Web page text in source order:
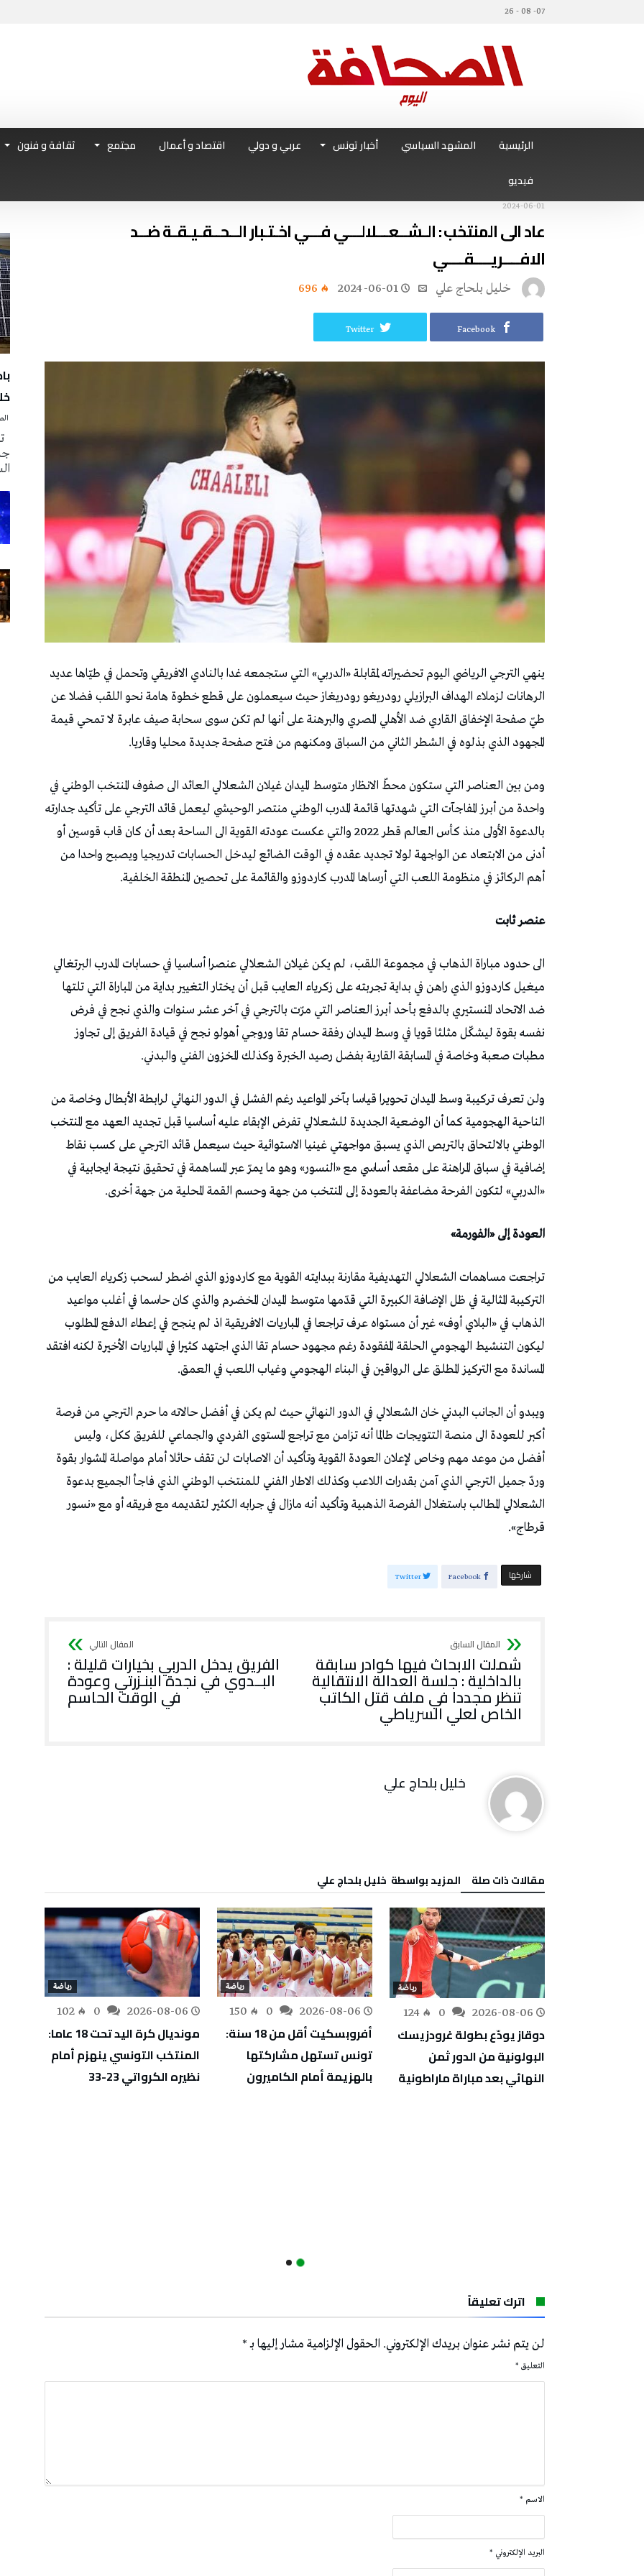
07- 08 - 26
الرئيسية المشهد السياسي أخبار تونس عربي و دولي اقتصاد و أعمال مجتمع ثقافة و فنون
فيديو
2024-06-01
عاد الى المنتخب : الـشــعـــلالـــي فـــي اخـتـبار الــحــقـيـقـة ضــد
الافــــريــــقــــي
خليل‭ ‬بلحاج‭ ‬علي 2024-06-01
696
Facebook
Twitter
ينهي الترجي الرياضي اليوم تحضيراته لمقابلة «الدربي» التي ستجمعه غدا بالنادي الافريقي وتحمل في طيّاها عديد
الرهانات لزملاء الهداف البرازيلي رودريغو رودريغاز حيث سيعملون على قطع خطوة هامة نحو اللقب فضلا عن
طيّ صفحة الإخفاق القاري ضد الأهلي المصري والبرهنة على أنها لم تكن سوى سحابة صيف عابرة لا تمحي قيمة
المجهود الذي بذلوه في الشطر الثاني من السباق ومكنهم من فتح صفحة جديدة محليا وقاريا.
ومن بين العناصر التي ستكون محطّ الانظار متوسط الميدان غيلان الشعلالي العائد الى صفوف المنتخب الوطني في
واحدة من أبرز المفاجآت التي شهدتها قائمة المدرب الوطني منتصر الوحيشي ليعمل قائد الترجي على تأكيد جدارته
بالدعوة الأولى منذ كأس العالم قطر 2022 والتي عكست عودته القوية الى الساحة بعد أن كان قاب قوسين أو
أدنى من الابتعاد عن الواجهة لولا تجديد عقده في الوقت الضائع ليدخل الحسابات تدريجيا ويصبح واحدا من
أهم الركائز في منظومة اللعب التي أرساها المدرب كاردوزو والقائمة على تحصين المنطقة الخلفية.
عنصر ثابت
الى حدود مباراة الذهاب في مجموعة اللقب، لم يكن غيلان الشعلالي عنصرا أساسيا في حسابات المدرب البرتغالي
ميغيل كاردوزو الذي راهن في بداية تجربته على زكرياء العايب قبل أن يختار التغيير بداية من المباراة التي تلتها
ضد الاتحاد المنستيري بالدفع بأحد أبرز العناصر التي مرّت بالترجي في آخر عشر سنوات والذي نجح في فرض
نفسه بقوة ليشكّل مثلثا قويا في وسط الميدان رفقة حسام تقا وروجي أهولو نجح في قيادة الفريق إلى تجاوز
مطبات صعبة وخاصة في المسابقة القارية بفضل رصيد الخبرة وكذلك المخزون الفني والبدني.
ولن تعرف تركيبة وسط الميدان تحويرا قياسا بآخر المواعيد رغم الفشل في الدور النهائي لرابطة الأبطال وخاصة من
الناحية الهجومية كما أن الوضعية الجديدة للشعلالي تفرض الإبقاء عليه أساسيا قبل تجديد العهد مع المنتخب
الوطني بالالتحاق بالتربص الذي يسبق مواجهتي غينيا الاستوائية حيث سيعمل قائد الترجي على كسب نقاط
إضافية في سباق المراهنة على مقعد أساسي مع «النسور» وهو ما يمرّ عبر المساهمة في تحقيق نتيجة ايجابية في
«الدربي» لتكون الفرحة مضاعفة بالعودة إلى المنتخب من جهة وحسم القمة المحلية من جهة أخرى.
العودة إلى «الفورمة»
تراجعت مساهمات الشعلالي التهديفية مقارنة ببدايته القوية مع كاردوزو الذي اضطر لسحب زكرياء العايب من
التركيبة المثالية في ظل الإضافة الكبيرة التي قدّمها متوسط الميدان المخضرم والذي كان حاسما في أغلب مواعيد
الذهاب في «البلاي أوف» غير أن مستواه عرف تراجعا في المباريات الافريقية اذ لم ينجح في إعطاء الدفع المطلوب
ليكون التنشيط الهجومي الحلقة المفقودة رغم مجهود حسام تقا الذي اجتهد كثيرا في المباريات الأخيرة لكنه افتقد
المساندة مع التركيز المطلق على الرواقين في البناء الهجومي وغياب اللعب في العمق.
ويبدو أن الجانب البدني خان الشعلالي في الدور النهائي حيث لم يكن في أفضل حالاته ما حرم الترجي من فرصة
أكبر للعودة الى منصة التتويجات طالما أنه تزامن مع تراجع المستوى الفردي والجماعي للفريق ككل، وليس
أفضل من موعد مهم وخاص لإعلان العودة القوية وتأكيد أن الاصابات لن تقف حائلا أمام مواصلة المشوار بقوة
وردّ جميل الترجي الذي آمن بقدرات اللاعب وكذلك الاطار الفني للمنتخب الوطني الذي فاجأ الجميع بدعوة
الشعلالي المطالب باستغلال الفرصة الذهبية وتأكيد أنه مازال في جرابه الكثير لتقديمه مع فريقه أو مع «نسور
قرطاج».
‫‫ شاركها‬ Facebook
Twitter
شملت الابحاث فيها كوادر سابقة
بالداخلية : جلسة العدالة الانتقالية
تنظر مجددا في ملف قتل الكاتب
الخاص لعلي السرياطي
الفريق يدخل الدربي بخيارات قليلة :
البــدوي في نجدة البنـزرتي وعودة
في الوقت الحاسم
خليل‭ ‬بلحاج‭ ‬علي
‫مقالات ذات صلة‬ ‫‫المزيد بواسطة‬ ‬ خليل‭ ‬بلحاج‭ ‬علي
رياضة
2026-08-06
124
دوقاز يودّع بطولة غرودزيسك
البولونية من الدور ثمن
النهائي بعد مباراة ماراطونية
رياضة
2026-08-06
150
أفروبسكيت أقل من 18 سنة:
تونس تستهل مشاركتها
بالهزيمة أمام الكاميرون
رياضة
2026-08-06
102
مونديال كرة اليد تحت 18 عاما:
المنتخب التونسي ينهزم أمام
نظيره الكرواتي 23-33
اترك تعليقاً
لن يتم نشر عنوان بريدك الإلكتروني. الحقول الإلزامية مشار إليها بـ*
التعليق *
الاسم *
البريد الإلكتروني *